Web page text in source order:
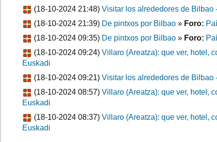
(18-10-2024 21:48) Visitar los alrededores de Bilbao
(18-10-2024 21:39) De pintxos por Bilbao » Foro:
(18-10-2024 09:35) De pintxos por Bilbao » Foro:
(18-10-2024 09:24) Villaro (Areatza): que ver, hotel,
Euskadi
(18-10-2024 09:21) Visitar los alrededores de Bilbao
(18-10-2024 08:57) Villaro (Areatza): que ver, hotel,
Euskadi
(18-10-2024 08:37) Villaro (Areatza): que ver, hotel,
Euskadi